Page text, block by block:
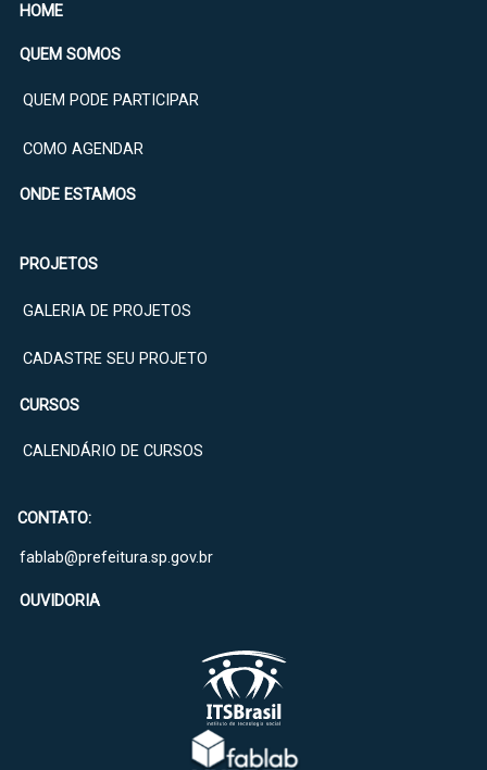
HOME
QUEM SOMOS
QUEM PODE PARTICIPAR
COMO AGENDAR
ONDE ESTAMOS
PROJETOS
GALERIA DE PROJETOS
CADASTRE SEU PROJETO
CURSOS
CALENDÁRIO DE CURSOS
CONTATO:
fablab@prefeitura.sp.gov.br
OUVIDORIA